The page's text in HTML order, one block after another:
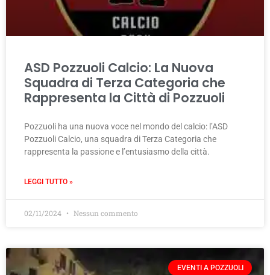
ASD Pozzuoli Calcio: La Nuova
Squadra di Terza Categoria che
Rappresenta la Città di Pozzuoli
Pozzuoli ha una nuova voce nel mondo del calcio: l’ASD
Pozzuoli Calcio, una squadra di Terza Categoria che
rappresenta la passione e l’entusiasmo della città.
LEGGI TUTTO »
02/11/2024 Nessun commento
EVENTI A POZZUOLI